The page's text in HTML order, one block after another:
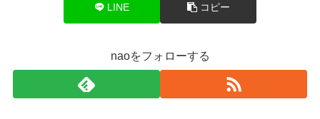
LINE コピー
naoをフォローする